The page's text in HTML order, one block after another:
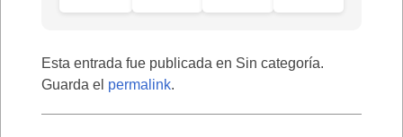
Esta entrada fue publicada en Sin categoría.
Guarda el permalink.